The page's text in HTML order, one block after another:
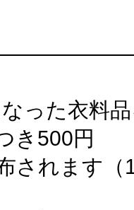
った衣料
き500円
されます（